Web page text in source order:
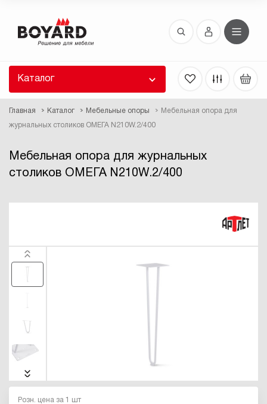
Каталог
Главная Каталог Мебельные опоры Мебельная опора для
журнальных столиков ОМЕГА N210W.2/400
Мебельная опора для журнальных
столиков ОМЕГА N210W.2/400
Розн. цена за 1 шт
Восстановление пароля
высланы вам по E-Mail.
ссылку для восстановления